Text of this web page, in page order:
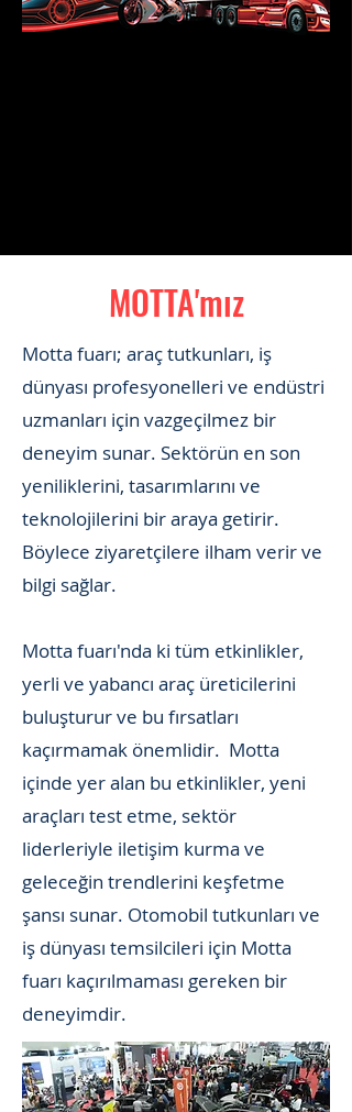
MOTTA'mız
Motta fuarı; araç tutkunları, iş
dünyası profesyonelleri ve endüstri
uzmanları için vazgeçilmez bir
deneyim sunar. Sektörün en son
yeniliklerini, tasarımlarını ve
teknolojilerini bir araya getirir.
Böylece ziyaretçilere ilham verir ve
bilgi sağlar.
Motta fuarı'nda ki tüm etkinlikler,
yerli ve yabancı araç üreticilerini
buluşturur ve bu fırsatları
kaçırmamak önemlidir. Motta
içinde yer alan bu etkinlikler, yeni
araçları test etme, sektör
liderleriyle iletişim kurma ve
geleceğin trendlerini keşfetme
şansı sunar. Otomobil tutkunları ve
iş dünyası temsilcileri için Motta
fuarı kaçırılmaması gereken bir
deneyimdir.